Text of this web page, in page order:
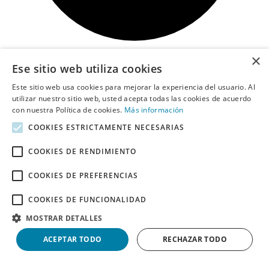
Ir a la oferta
57,73€
Oferta
cupón
Caja PC ATX Montech Air 1000 Premium Negro
con
Utilizado
×
Ese sitio web utiliza cookies
Este sitio web usa cookies para mejorar la experiencia del usuario. Al
utilizar nuestro sitio web, usted acepta todas las cookies de acuerdo
con nuestra Política de cookies. Más información
COOKIES ESTRICTAMENTE NECESARIAS
COOKIES DE RENDIMIENTO
COOKIES DE PREFERENCIAS
COOKIES DE FUNCIONALIDAD
MOSTRAR DETALLES
ACEPTAR TODO RECHAZAR TODO